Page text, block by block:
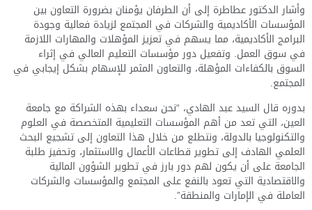
وأشار الدكتور عطاطرة إلى أن الطرفان يؤمنان بضرورة التعاون بين
المؤسسات الأكاديمية والشركات في المجتمع لزيادة فعالية وجودة
البرامج الأكاديمية، مما يسهم في تعزيز المؤهلات والمهارات اللازمة
في سوق العمل. وتفعيل دور مؤسسات التعليم العالي في إثراء
السوق بالكفاءات المؤهلة، والتعاون المثمر للإسهام بشكل إيجابي في
المجتمع.
بدوره قال السيد عبد الهادي، “نحن سعداء بهذه الشراكة مع جامعة
العين، التي تعد من أهم المؤسسات التعليمية المتخصصة في العلوم
والتكنولوجيا بالدولة، ونتطلع من خلال هذا التعاون إلى تشجيع البحث
العلمي الهادف إلى تطوير قطاعات الأعمال والاستثمار، وتحفيز طلبة
الجامعة على أن يكون لهم دور بارز في تطوير الشؤون المالية
والاقتصادية التي تعود بالنفع على المجتمع والمؤسسات والشركات
العاملة في الإمارات والمنطقة”.